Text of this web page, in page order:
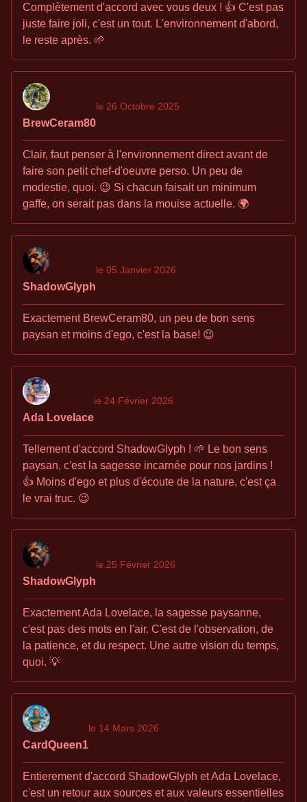
Complètement d'accord avec vous deux ! 👍 C'est pas
juste faire joli, c'est un tout. L'environnement d'abord,
le reste après. 🌱
BrewCeram80
le 26 Octobre 2025
Clair, faut penser à l'environnement direct avant de
faire son petit chef-d'oeuvre perso. Un peu de
modestie, quoi. 😉 Si chacun faisait un minimum
gaffe, on serait pas dans la mouise actuelle. 🌍
ShadowGlyph
le 05 Janvier 2026
Exactement BrewCeram80, un peu de bon sens
paysan et moins d'ego, c'est la base! 😉
Ada Lovelace
le 24 Février 2026
Tellement d'accord ShadowGlyph ! 🌱 Le bon sens
paysan, c'est la sagesse incarnée pour nos jardins !
👍 Moins d'ego et plus d'écoute de la nature, c'est ça
le vrai truc. 😉
ShadowGlyph
le 25 Février 2026
Exactement Ada Lovelace, la sagesse paysanne,
c'est pas des mots en l'air. C'est de l'observation, de
la patience, et du respect. Une autre vision du temps,
quoi. 💡
CardQueen1
le 14 Mars 2026
Entierement d'accord ShadowGlyph et Ada Lovelace,
c'est un retour aux sources et aux valeurs essentielles